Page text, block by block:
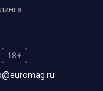
18+